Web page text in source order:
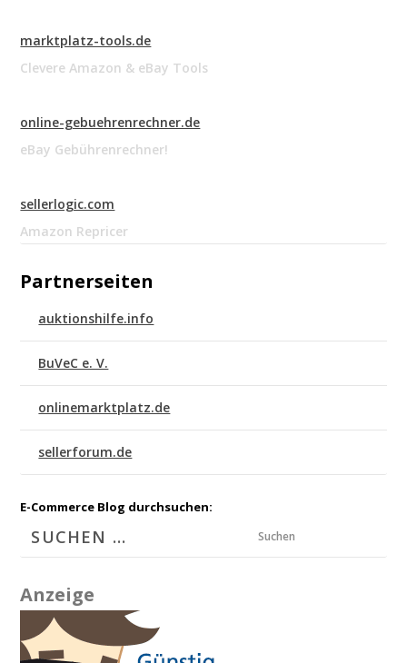
marktplatz-tools.de
Clevere Amazon & eBay Tools
online-gebuehrenrechner.de
eBay Gebührenrechner!
sellerlogic.com
Amazon Repricer
Partnerseiten
auktionshilfe.info
BuVeC e. V.
onlinemarktplatz.de
sellerforum.de
E-Commerce Blog durchsuchen:
Suchen
Anzeige